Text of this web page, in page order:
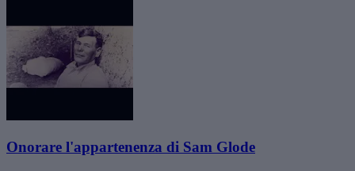
Onorare l'appartenenza di Sam Glode